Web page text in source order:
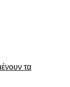
τα